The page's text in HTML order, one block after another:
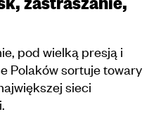
pod wielką presją i
Polaków sortuje towary
sieci